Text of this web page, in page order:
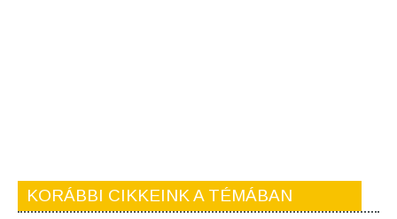
KORÁBBI CIKKEINK A TÉMÁBAN